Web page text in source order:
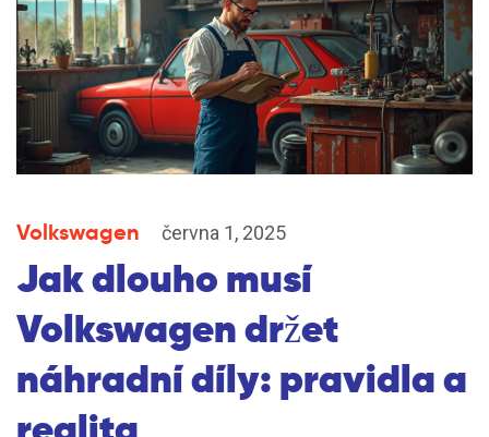
Volkswagen června 1, 2025
Jak dlouho musí
Volkswagen držet
náhradní díly: pravidla a